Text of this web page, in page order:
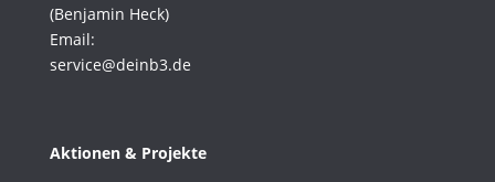
(Benjamin Heck)
Email:
service@deinb3.de
Aktionen & Projekte